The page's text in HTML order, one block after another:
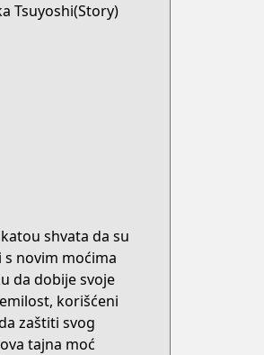
me-ao
me-manga
Tsuyoshi(Story)
shvata da su
novim moćima
da dobije svoje
korišćeni
zaštiti svog
tajna moć